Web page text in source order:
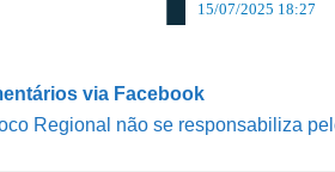
15/07/2025 18:27
via Facebook
Regional não se responsabiliza